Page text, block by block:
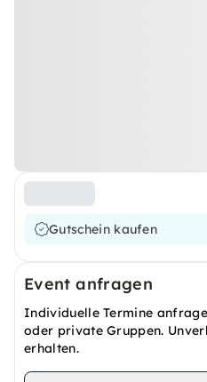
Gutschein kaufen
Event anfragen
Individuelle Termine
oder private Gruppen.
erhalten.